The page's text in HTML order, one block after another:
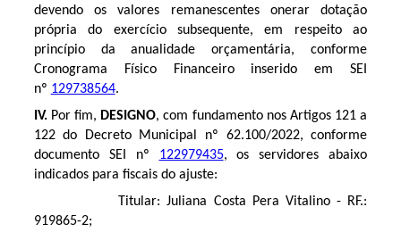
devendo os valores remanescentes onerar dotação
própria do exercício subsequente, em respeito ao
princípio da anualidade orçamentária, conforme
Cronograma Físico Financeiro inserido emSEI
nº 129738564.
IV.Por fim,DESIGNO, com fundamento nos Artigos 121 a
122 do Decreto Municipal nº 62.100/2022,conforme
documento SEI nº 122979435, os servidores abaixo
indicados para fiscais do ajuste:
Titular: Juliana Costa Pera Vitalino - RF.:
919865-2;